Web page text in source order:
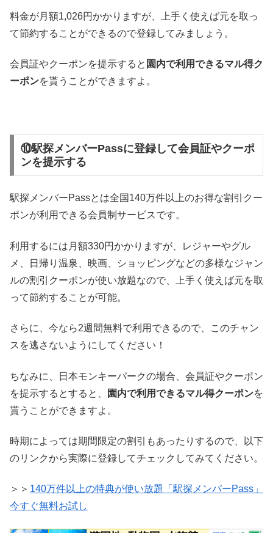
料金が月額1,026円かかりますが、上手く使えば元を取っ
て節約することができるので登録してみましょう。
会員証やクーポンを提示すると 園内で利用できるマル得ク
ーポンを貰うことができますよ。
⑩駅探メンバーPassに登録して会員証やクーポ
ンを提示する
駅探メンバーPassとは全国140万件以上のお得な割引クー
ポンが利用できる会員制サービスです。
利用するには月額330円かかりますが、レジャーやグル
メ、日帰り温泉、映画、ショッピングなどの多様なジャン
ルの割引クーポンが使い放題なので、上手く使えば元を取
って節約することが可能。
さらに、今なら2週間無料で利用できるので、このチャン
スを逃さないようにしてください！
ちなみに、日本モンキーパークの場合、会員証やクーポン
を提示するとすると、
園内で利用できるマル得クーポンを
貰うことができますよ。
時期によっては期間限定の割引もあったりするので、以下
のリンクから実際に登録してチェックしてみてください。
＞＞ 140万件以上の特典が使い放題「駅探メンバーPass」
今すぐ無料お試し